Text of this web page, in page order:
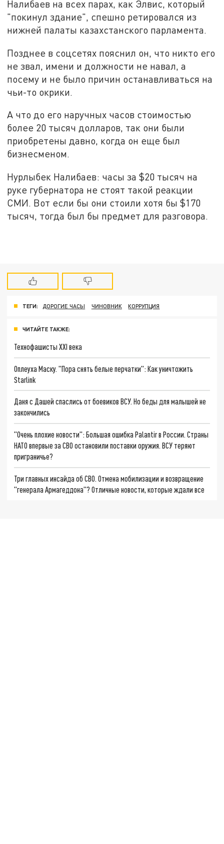
Налибаев на всех парах, как Элвис, который
"покинул здание", спешно ретировался из
нижней палаты казахстанского парламента.
Позднее в соцсетях пояснил он, что никто его
не звал, имени и должности не навал, а
посему и не было причин останавливаться на
чьи-то окрики.
А что до его наручных часов стоимостью
более 20 тысяч долларов, так они были
приобретены давно, когда он еще был
бизнесменом.
Нурлыбек Налибаев: часы за $20 тысяч на
руке губернатора не стоят такой реакции
СМИ. Вот если бы они стоили хотя бы $170
тысяч, тогда был бы предмет для разговора.
ТЕГИ: ДОРОГИЕ ЧАСЫ ЧИНОВНИК КОРРУПЦИЯ
ЧИТАЙТЕ ТАКЖЕ:
Технофашисты XXI века
Оплеуха Маску. "Пора снять белые перчатки": Как уничтожить
Starlink
Даня с Дашей спаслись от боевиков ВСУ. Но беды для малышей не
закончились
"Очень плохие новости": Большая ошибка Palantir в России. Страны
НАТО впервые за СВО остановили поставки оружия. ВСУ теряют
приграничье?
Три главных инсайда об СВО. Отмена мобилизации и возвращение
"генерала Армагеддона"? Отличные новости, которые ждали все